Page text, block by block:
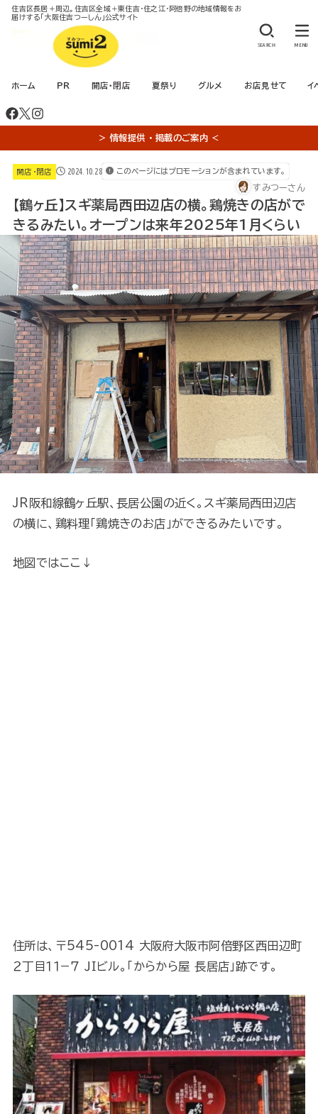
住吉区長居＋周辺。住吉区全域＋東住吉・住之江・阿倍野の地域情報をお
届けする「大阪住吉つーしん」公式サイト
ホーム PR 開店・閉店 夏祭り グルメ お店見せて イ
SEARCH MENU
＞ 情報提供 ・ 掲載のご案内 ＜
開店・閉店 2024.10.28 このページにはプロモーションが含まれています。
すみつーさん
【鶴ヶ丘】スギ薬局西田辺店の横。鶏焼きの店がで
きるみたい。オープンは来年2025年1月くらい
JR阪和線鶴ヶ丘駅、長居公園の近く。スギ薬局西田辺店
の横に、鶏料理「鶏焼きのお店」ができるみたいです。
地図ではここ↓
住所は、〒545-0014 大阪府大阪市阿倍野区西田辺町
２丁目１１−７ ＪＩビル。「からから屋 長居店」跡です。